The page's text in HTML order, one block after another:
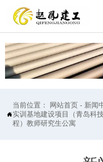

当前位置： 网站首页 - 新闻
实训基地建设项目（青岛科
程）教师研究生公寓